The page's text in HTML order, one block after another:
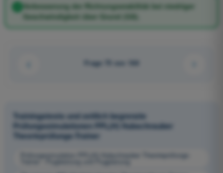
Verbesserung der Richtungsstabilität bei niedriger
Geschwindigkeit über Grund (GS).
Frage 75 von 168
Trainingstests und zeitlich begrenzte
Prüfungssimulationen PPL(H) Hubschrauber
Theorieprüfungs-Trainer
Prüfungssimulation PPL(H) Hubschrauber Theorieprüfungs-